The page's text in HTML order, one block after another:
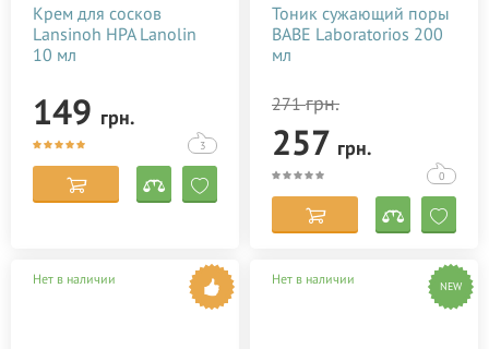
Крем для сосков
Lansinoh HPA Lanolin
10 мл
149 грн.
3
Тоник сужающий поры
BABE Laboratorios 200
мл
271грн.
257 грн.
0
Нет в наличии Нет в наличии NEW